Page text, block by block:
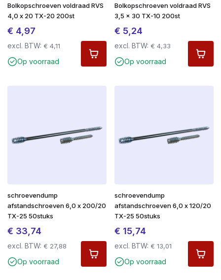
Bolkopschroeven voldraad RVS
4,0 x 20 TX-20 200st
€ 4,97
excl. BTW: € 4,11
Op voorraad
Bolkopschroeven voldraad RVS
3,5 x 30 TX-10 200st
€ 5,24
excl. BTW: € 4,33
Op voorraad
schroevendump
afstandschroeven 6,0 x 200/20
TX-25 50stuks
€ 33,74
excl. BTW: € 27,88
Op voorraad
schroevendump
afstandschroeven 6,0 x 120/20
TX-25 50stuks
€ 15,74
excl. BTW: € 13,01
Op voorraad